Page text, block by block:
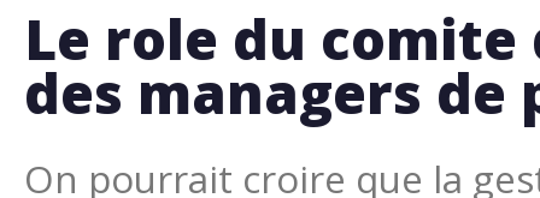
Le role du
des managers
On pourrait croire que la